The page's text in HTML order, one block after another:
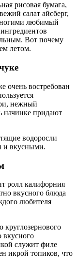
рисовая бумага,
салат айсберг,
любимый
Вот почему
летом.
очень востребован
нежный
начинке придают
водоросли
и вкусными.
ролл калифорния
вкусного блюда
любителя
круглозернового
вкусного
служит филе
икрой топиков, что